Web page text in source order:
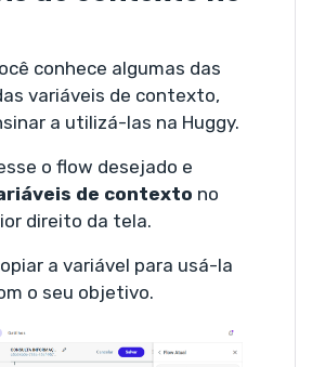
conhece algumas das
variáveis de contexto,
a utilizá-las na Huggy.
o flow desejado e
de contexto no
direito da tela.
a variável para usá-la
o seu objetivo.